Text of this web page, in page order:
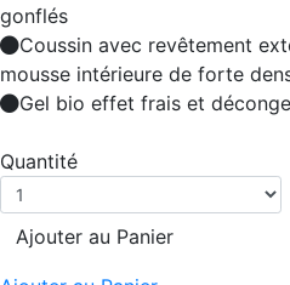
gonflés
Coussin avec revêtement
mousse intérieure de forte
Gel bio effet frais et
Quantité
Ajouter au Panier